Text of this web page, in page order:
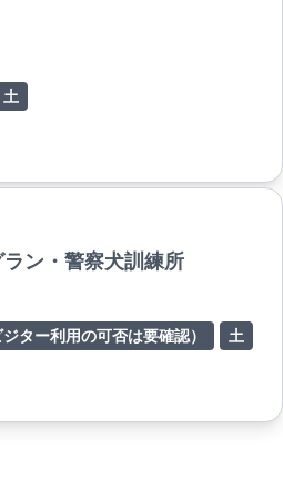
土
ン・警察犬訓練所
ター利用の可否は要確認） 土